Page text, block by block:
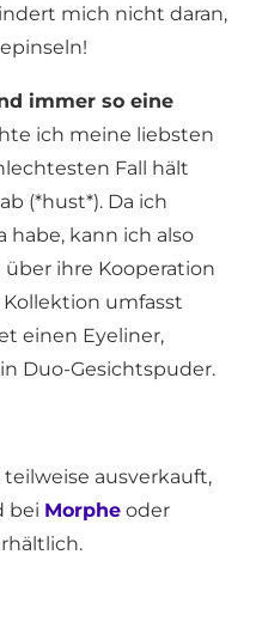
mich nicht daran,
immer so eine
ich meine liebsten
Fall hält
(*hust*). Da ich
habe, kann ich also
ihre Kooperation
umfasst
einen Eyeliner,
Duo-Gesichtspuder.
ausverkauft,
bei Morpheoder